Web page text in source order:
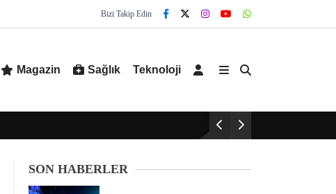
Bizi Takip Edin
Magazin Sağlık Teknoloji
SON HABERLER